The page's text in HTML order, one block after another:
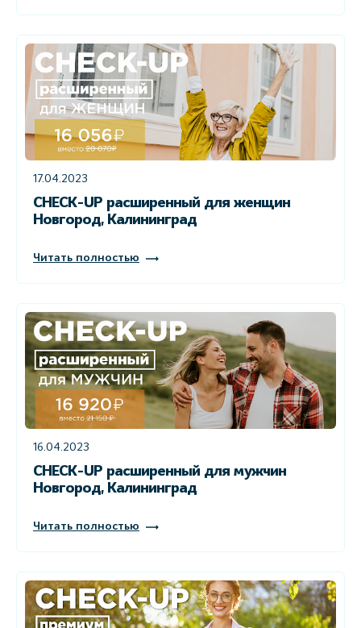
17.04.2023
CHECK-UP расширенный для женщин
Новгород, Калининград
Читать полностью
16.04.2023
CHECK-UP расширенный для мужчин
Новгород, Калининград
Читать полностью